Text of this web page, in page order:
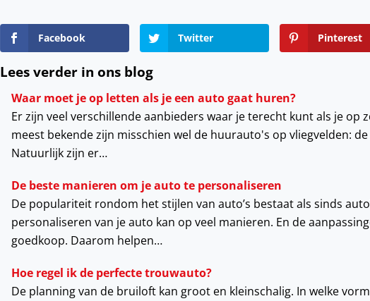
Facebook Twitter Pinterest
Lees verder in ons blog
Waar moet je op letten als je een auto gaat huren?
Er zijn veel verschillende aanbieders waar je terecht kunt als je op
meest bekende zijn misschien wel de huurauto's op vliegvelden:
Natuurlijk zijn er…
De beste manieren om je auto te personaliseren
De populariteit rondom het stijlen van auto’s bestaat als sinds
personaliseren van je auto kan op veel manieren. En de
goedkoop. Daarom helpen…
Hoe regel ik de perfecte trouwauto?
De planning van de bruiloft kan groot en kleinschalig. In welke